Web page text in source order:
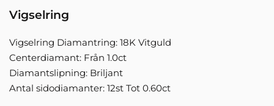
Vigselring
Vigselring Diamantring: 18K Vitguld
Centerdiamant: Från 1.0ct
Diamantslipning: Briljant
Antal sidodiamanter: 12st Tot 0.60ct